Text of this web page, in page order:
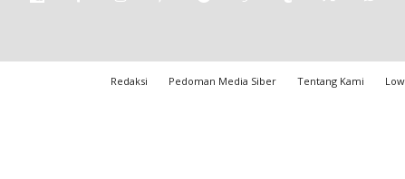
Redaksi Pedoman Media Siber Tentang Kami